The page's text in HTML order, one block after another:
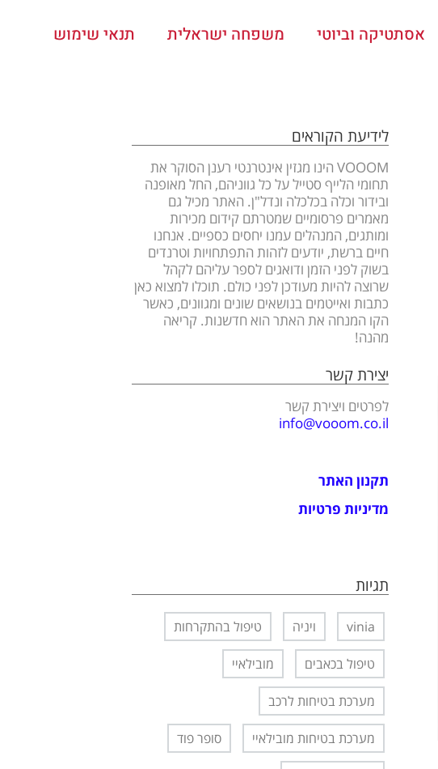
אסתטיקה וביוטי משפחה ישראלית תנאי שימוש
לידיעת הקוראים
VOOOM הינו מגזין אינטרנטי רענן הסוקר את
תחומי הלייף סטייל על כל גווניהם, החל מאופנה
ובידור וכלה בכלכלה ונדל"ן. האתר מכיל גם
מאמרים פרסומיים שמטרתם קידום מכירות
ומותגים, המנהלים עמנו יחסים כספיים. אנחנו
חיים ברשת, יודעים לזהות התפתחויות וטרנדים
בשוק לפני הזמן ודואגים לספר עליהם לקהל
שרוצה להיות מעודכן לפני כולם. תוכלו למצוא כאן
כתבות ואייטמים בנושאים שונים ומגוונים, כאשר
הקו המנחה את האתר הוא חדשנות. קריאה
מהנה!
יצירת קשר
לפרטים ויצירת קשר
info@vooom.co.il
תקנון האתר
מדיניות פרטיות
תגיות
vinia ויניה טיפול בהתקרחות
טיפול בכאבים מובילאיי
מערכת בטיחות לרכב
מערכת בטיחות מובילאיי סופר פוד